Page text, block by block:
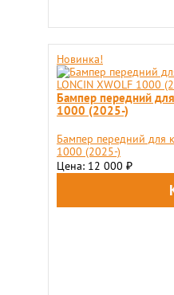
Новинка!
Бампер передний
1000 (2025-)
Бампер передний для
1000 (2025-)
Цена: 12 000 ₽